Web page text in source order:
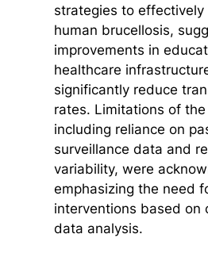
strategies to effectively
human brucellosis,
improvements in
healthcare
significantly reduce
rates. Limitations of
including reliance on
surveillance data and
variability, were
emphasizing the need
interventions based on
data analysis.